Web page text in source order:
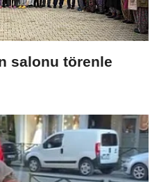
salonu törenle